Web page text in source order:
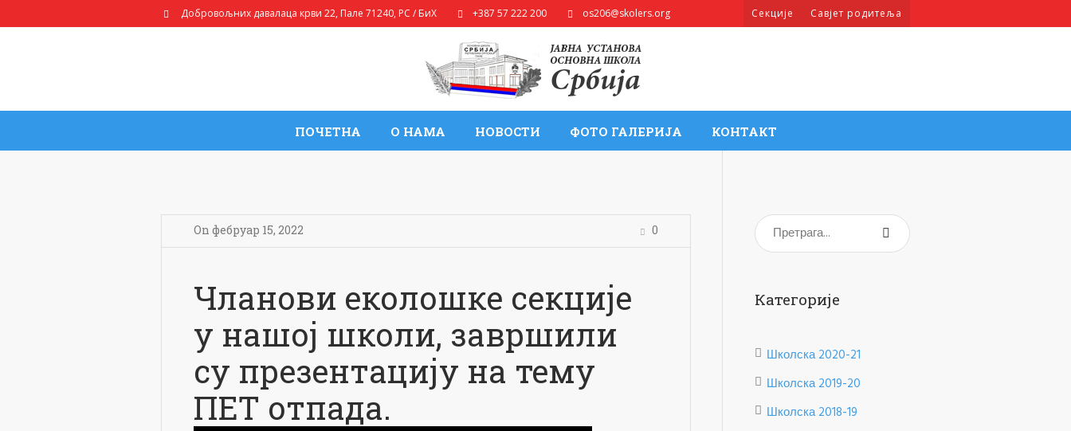
Секције Савјет родитеља
Добровољних давалаца крви 22, Пале 71240, РС / БиХ +387 57 222 200 os206@skolers.org
ПОЧЕТНА О НАМА НОВОСТИ ФОТО ГАЛЕРИЈА КОНТАКТ
On фебруар 15, 2022 0
Чланови еколошке секције
у нашој школи, завршили
су презентацију на тему
ПЕТ отпада.
Категорије
Школска 2020-21
Школска 2019-20
Школска 2018-19